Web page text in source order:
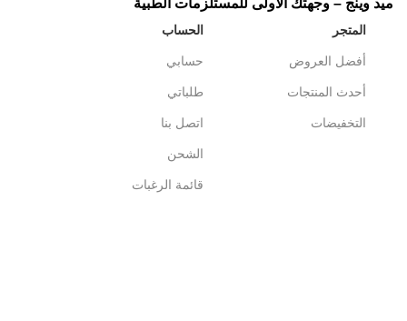
المتجر
أفضل العروض
أحدث المنتجات
التخفيضات
الحساب
حسابي
طلباتي
اتصل بنا
الشحن
قائمة الرغبات